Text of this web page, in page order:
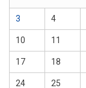
3 4
10 11
17 18
24 25